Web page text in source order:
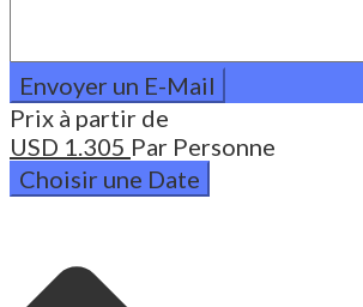
Prix à partir de
USD 1.305 Par Personne
Choisir une Date